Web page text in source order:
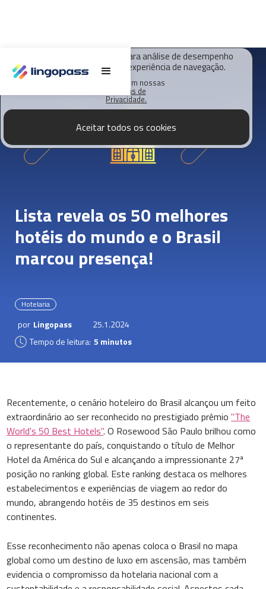
O Lingopass utiliza cookies para análise de desempenho
deste site e melhorar sua experiência de navegação.
Saiba mais em nossas
Políticas de
Privacidade.
Aceitar todos os cookies
Lista revela os 50 melhores
hotéis do mundo e o Brasil
marcou presença!
Hotelaria
por Lingopass
25.1.2024
Tempo de leitura: 5 minutos
Recentemente, o cenário hoteleiro do Brasil alcançou um feito
extraordinário ao ser reconhecido no prestigiado prêmio"The
World's 50 Best Hotels". O Rosewood São Paulo brilhou como
o representante do país, conquistando o título de Melhor
Hotel da América do Sul e alcançando a impressionante 27ª
posição no ranking global. Este ranking destaca os melhores
estabelecimentos e experiências de viagem ao redor do
mundo, abrangendo hotéis de 35 destinos em seis
continentes.
Esse reconhecimento não apenas coloca o Brasil no mapa
global como um destino de luxo em ascensão, mas também
evidencia o compromisso da hotelaria nacional com a